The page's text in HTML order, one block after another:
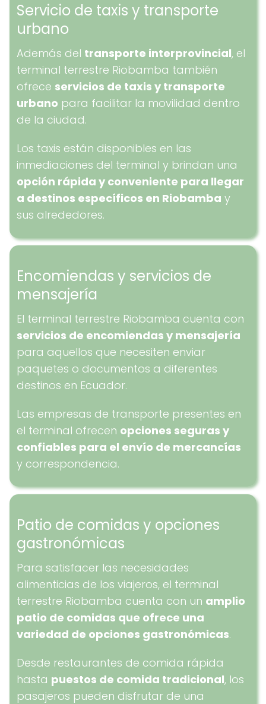
Servicio de taxis y transporte
urbano
Además del transporte interprovincial, el
terminal terrestre Riobamba también
ofrece servicios de taxis y transporte
urbano para facilitar la movilidad dentro
de la ciudad.
Los taxis están disponibles en las
inmediaciones del terminal y brindan una
opción rápida y conveniente para llegar
a destinos específicos en Riobamba y
sus alrededores.
Encomiendas y servicios de
mensajería
El terminal terrestre Riobamba cuenta con
servicios de encomiendas y mensajería
para aquellos que necesiten enviar
paquetes o documentos a diferentes
destinos en Ecuador.
Las empresas de transporte presentes en
el terminal ofrecen opciones seguras y
confiables para el envío de mercancías
y correspondencia.
Patio de comidas y opciones
gastronómicas
Para satisfacer las necesidades
alimenticias de los viajeros, el terminal
terrestre Riobamba cuenta con un amplio
patio de comidas que ofrece una
variedad de opciones gastronómicas.
Desde restaurantes de comida rápida
hasta puestos de comida tradicional, los
pasajeros pueden disfrutar de una